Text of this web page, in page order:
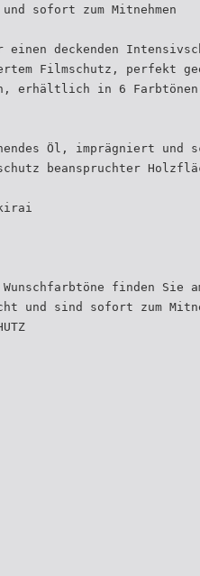
sofort zum Mitnehmen
deckenden
Filmschutz, perfekt
erhältlich in 6
Öl, imprägniert und
beanspruchter
finden Sie
und sind sofort zum